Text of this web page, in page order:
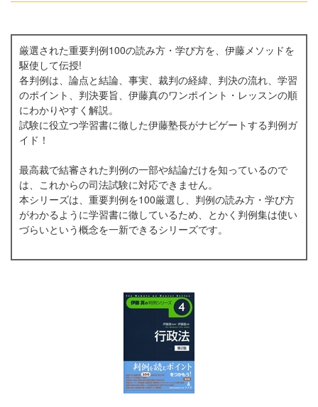
厳選された重要判例100の読み方・学び方を、伊藤メソッドを
駆使して伝授!
各判例は、論点と結論、事実、裁判の経緯、判決の流れ、学習
のポイント、判決要旨、伊藤真のワンポイント・レッスンの順
にわかりやすく解説。
試験に役立つ学習書に徹した伊藤塾長がナビゲートする判例ガ
イド！
最高裁で結審された判例の一部や結論だけを知っているので
は、これからの司法試験に対応できません。
本シリーズは、重要判例を100厳選し、判例の読み方・学び方
がわかるように学習書に徹しているため、とかく判例集は使い
づらいという概念を一新できるシリーズです。